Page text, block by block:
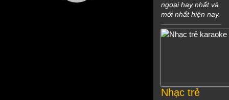
ngoại hay nhất và
mới nhất hiện nay.
Nhạc trẻ